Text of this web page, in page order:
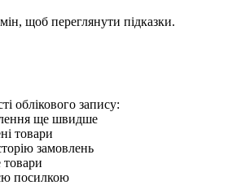
щоб переглянути підказки.
облікового запису:
ще швидше
товари
замовлень
товари
посилкою